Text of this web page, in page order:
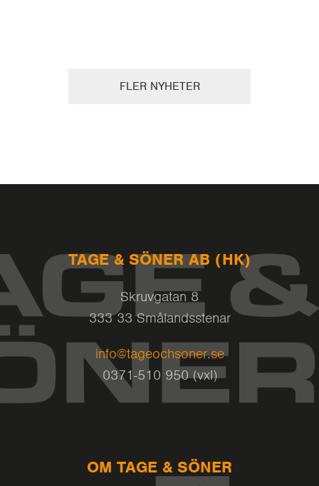
FLER NYHETER
TAGE & SÖNER AB (HK)
Skruvgatan 8
333 33 Smålandsstenar
info@tageochsoner.se
0371-510 950 (vxl)
OM TAGE & SÖNER